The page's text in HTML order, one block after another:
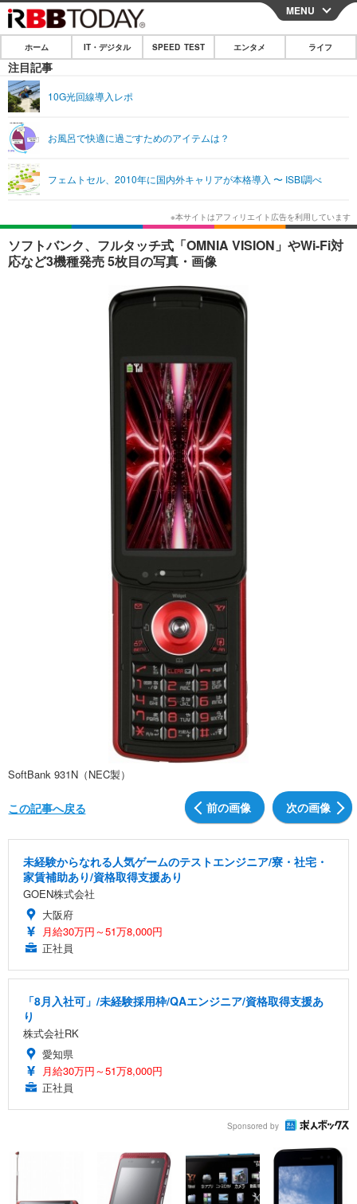
CLOSE
ホーム
IT・デジタル
ショッピング その他
SPEED TEST
エンタメ
エンタメTOP 映画・ドラマ
韓国・芸能
音楽 スポーツ
ショッピング
ライフ
ライフTOP グルメ
ペット ショッピング
リリース一覧
プッシュ通知の停止方法
MENU
ホーム IT・デジタル SPEED TEST エンタメ ライフ
注目記事
10G光回線導入レポ
お風呂で快適に過ごすためのアイテムは？
フェムトセル、2010年に国内外キャリアが本格導入 〜 ISBI調べ
ソフトバンク、フルタッチ式「OMNIA VISION」やWi-Fi対
応など3機種発売 5枚目の写真・画像
SoftBank 931N（NEC製）
前の画像 次の画像
この記事へ戻る
未経験からなれる人気ゲームのテストエンジニア/寮・社宅・
家賃補助あり/資格取得支援あり
GOEN株式会社
大阪府
月給30万円～51万8,000円
正社員
「8月入社可」/未経験採用枠/QAエンジニア/資格取得支援あ
り
株式会社RK
愛知県
月給30万円～51万8,000円
正社員
Sponsored by